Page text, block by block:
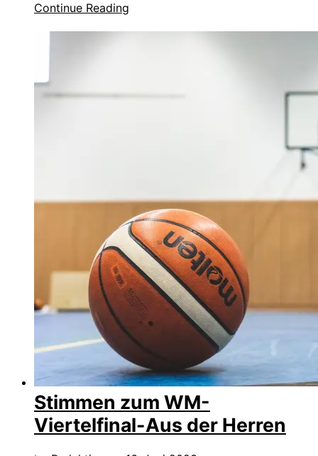
Continue Reading
Stimmen zum WM-
Viertelfinal-Aus der Herren